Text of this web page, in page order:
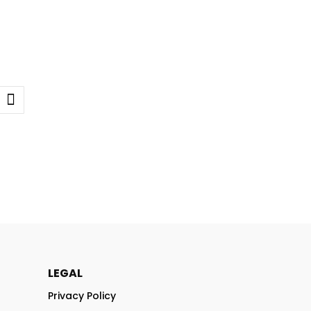
LEGAL
Privacy Policy